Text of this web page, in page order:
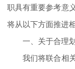
职具有重要参考意
将从以下方面推进
一、关于合理划
我们将联合相关